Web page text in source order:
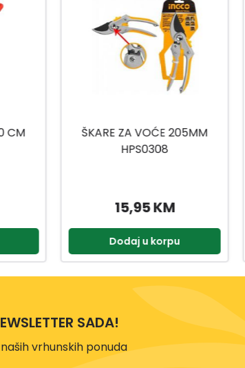
ŠKARE ZA GRANE 30760MM
HLT7608
32,95 KM
Dodaj u korpu
SADA!
vrhunskih ponuda